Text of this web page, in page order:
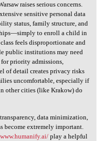
Warsaw
raises serious concerns.
sensitive personal data
status, family structure, and
to enroll a child in
feels disproportionate and
public institutions may need
priority admissions,
of detail creates privacy risks
uncomfortable, especially if
other cities (like Krakow) do
data minimization,
become extremely important.
play a helpful